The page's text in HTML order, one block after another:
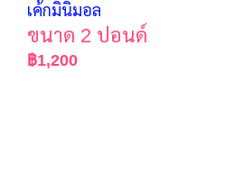
เค้กมินิมอล
ขนาด 2 ปอนด์
฿1,200